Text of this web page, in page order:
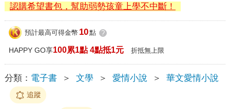
認購希望書包，幫助弱勢孩童上學不中斷！
預計最高可得金幣 10點 ?
HAPPY GO享100累1點 4點抵1元 折抵無上限
分類： 電子書 ＞ 文學 ＞ 愛情小說 ＞ 華文愛情小說
追蹤